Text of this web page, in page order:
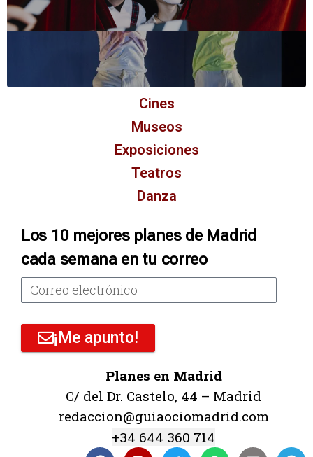
Cines
Museos
Exposiciones
Teatros
Danza
Los 10 mejores planes de Madrid
cada semana en tu correo
¡Me apunto!
Planes en Madrid
C/ del Dr. Castelo, 44 – Madrid
redaccion@guiaociomadrid.com
+34 644 360 714